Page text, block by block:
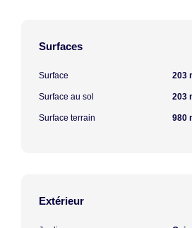
Surfaces
Surface 203
Surface au sol 203
Surface terrain 980
Extérieur